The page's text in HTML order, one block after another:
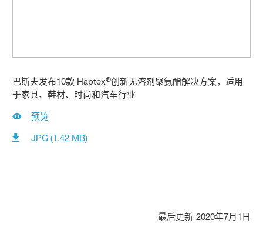
巴斯夫发布10款 Haptex®创新无溶剂聚氨酯解决方案，适用
于家具、鞋材、时尚和汽车行业
预览
JPG (1.42 MB)
最后更新 2020年7月1日